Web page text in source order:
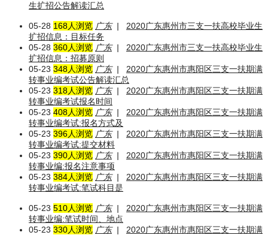
生扩招公告解读汇总
05-28 168人浏览 广东|
2020广东惠州市三支一扶高校毕业生
扩招信息：目标任务
05-28 360人浏览 广东|
2020广东惠州市三支一扶高校毕业生
扩招信息：招募原则
05-23 348人浏览 广东|
2020广东惠州市惠阳区三支一扶期满
转事业编考试公告解读汇总
05-23 318人浏览 广东|
2020广东惠州市惠阳区三支一扶期满
转事业编考试报名时间
05-23 408人浏览 广东|
2020广东惠州市惠阳区三支一扶期满
转事业编考试:报名方式及
05-23 396人浏览 广东|
2020广东惠州市惠阳区三支一扶期满
转事业编考试:提交材料
05-23 390人浏览 广东|
2020广东惠州市惠阳区三支一扶期满
转事业编:报名注意事项
05-23 384人浏览 广东|
2020广东惠州市惠阳区三支一扶期满
转事业编考试:笔试科目是
05-23 510人浏览 广东|
2020广东惠州市惠阳区三支一扶期满
转事业编:笔试时间、地点
05-23 330人浏览 广东|
2020广东惠州市惠阳区三支一扶期满